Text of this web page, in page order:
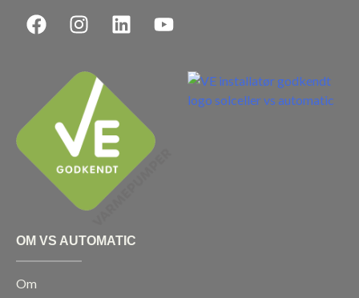
F
a
o
I
n
t
g
r
a
m
L
i
e
d
Y
o
OM VS AUTOMATIC
Om